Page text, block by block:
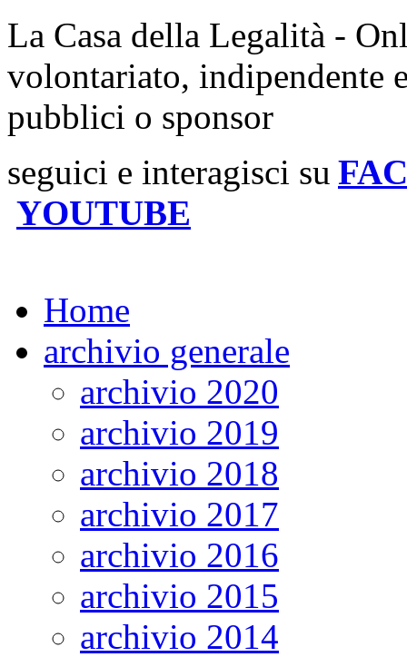
La Casa della Legalità -
volontariato, indipendente
pubblici o sponsor
seguici e interagisci su
YOUTUBE
Home
archivio generale
archivio 2020
archivio 2019
archivio 2018
archivio 2017
archivio 2016
archivio 2015
archivio 2014